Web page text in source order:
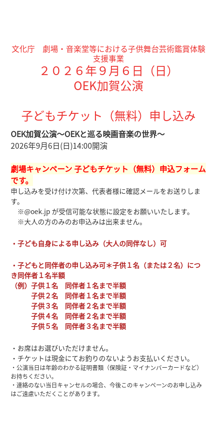
文化庁 劇場・音楽堂等における子供舞台芸術鑑賞体験
支援事業
２０２６年９月６日（日）
OEK加賀公演
子どもチケット（無料）申し込み
OEK加賀公演～OEKと巡る映画音楽の世界～
2026年9月6日(日)14:00開演
劇場キャンペーン 子どもチケット（無料） 申込フォーム
です。
申し込みを受け付け次第、代表者様に確認メールをお送りしま
す。
※@oek.jp が受信可能な状態に設定をお願いいたします。
※大人の方のみのお申込みは出来ません。
・子ども自身による申し込み（大人の同伴なし）可
・子どもと同伴者の申し込み可＊子供１名（または２名）につ
き同伴者１名半額
（例）子供１名 同伴者１名まで半額
子供２名 同伴者１名まで半額
子供３名 同伴者２名まで半額
子供４名 同伴者２名まで半額
子供５名 同伴者３名まで半額
・お席はお選びいただけません。
・チケットは現金にてお釣りのないようお支払いください。
・公演当日は年齢のわかる証明書類（保険証・マイナンバーカードなど）
お持ちください。
・連絡のない当日キャンセルの場合、今後このキャンペーンのお申し込み
はご遠慮いただくことがあります。